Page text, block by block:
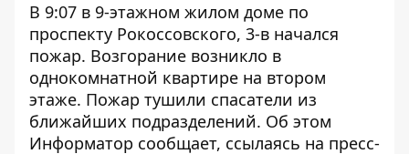
В 9:07 в 9-этажном жилом доме по
проспекту Рокоссовского, 3-в начался
пожар. Возгорание возникло в
однокомнатной квартире на втором
этаже. Пожар тушили спасатели из
ближайших подразделений. Об этом
Информатор сообщает, ссылаясь на пресс-